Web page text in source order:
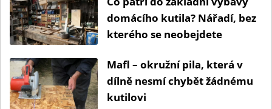
domácího kutila? Nářadí, bez
kterého se neobejdete
Mafl – okružní pila, která v
dílně nesmí chybět žádnému
kutilovi